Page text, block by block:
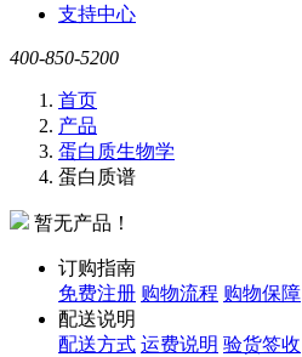
支持中心
400-850-5200
首页
产品
蛋白质生物学
蛋白质谱
暂无产品！
订购指南
免费注册 购物流程 购物保障
配送说明
配送方式 运费说明 验货签收